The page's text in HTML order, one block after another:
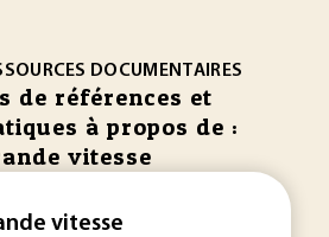
DOCUMENTAIRES
de références et
à propos de :
vitesse
vitesse